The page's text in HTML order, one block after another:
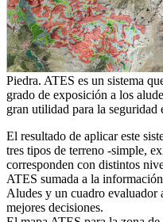
Piedra. ATES es un sistema
grado de exposición a los
gran utilidad para la seguridad
El resultado de aplicar este
tres tipos de terreno -simple,
corresponden con distintos
ATES sumada a la
Aludes y un cuadro evaluador
mejores decisiones.